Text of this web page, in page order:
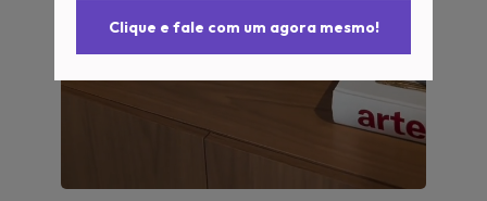
Clique e fale com um agora mesmo!